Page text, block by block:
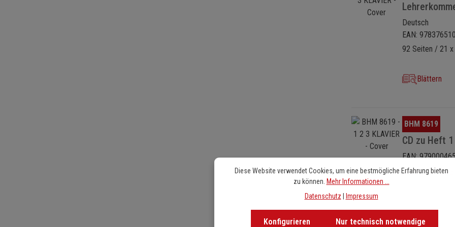
Deutsch
EAN:
92 Seiten / 21
Blättern
Bildergalerie überspringen
BHM 8619
CD zu Heft
EAN:
Weitere
Diese Website verwendet Cookies, um eine bestmögliche Erfahrung bieten
zu können. Mehr Informationen ...
Datenschutz | Impressum
Nur technisch notwendige
Konfigurieren